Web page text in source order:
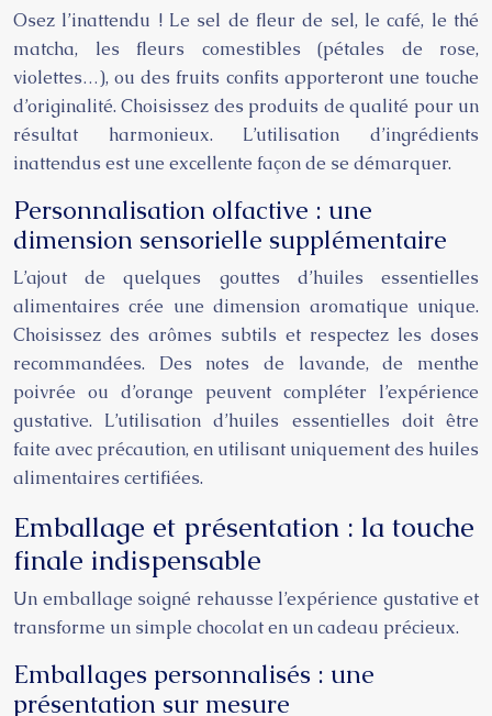
Osez l’inattendu ! Le sel de fleur de sel, le café, le thé
matcha, les fleurs comestibles (pétales de rose,
violettes…), ou des fruits confits apporteront une touche
d’originalité. Choisissez des produits de qualité pour un
résultat harmonieux. L’utilisation d’ingrédients
inattendus est une excellente façon de se démarquer.
Personnalisation olfactive : une
dimension sensorielle supplémentaire
L’ajout de quelques gouttes d’huiles essentielles
alimentaires crée une dimension aromatique unique.
Choisissez des arômes subtils et respectez les doses
recommandées. Des notes de lavande, de menthe
poivrée ou d’orange peuvent compléter l’expérience
gustative. L’utilisation d’huiles essentielles doit être
faite avec précaution, en utilisant uniquement des huiles
alimentaires certifiées.
Emballage et présentation : la touche
finale indispensable
Un emballage soigné rehausse l’expérience gustative et
transforme un simple chocolat en un cadeau précieux.
Emballages personnalisés : une
présentation sur mesure